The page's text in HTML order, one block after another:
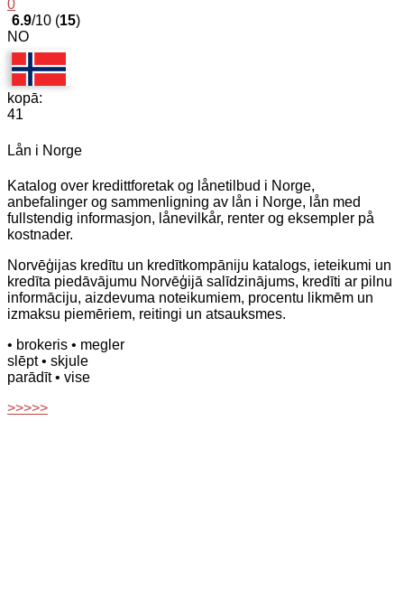
0
6.9/10 (15)
NO
kopā:
41
Lån i Norge
Katalog over kredittforetak og lånetilbud i Norge,
anbefalinger og sammenligning av lån i Norge, lån med
fullstendig informasjon, lånevilkår, renter og eksempler på
kostnader.
Norvēģijas kredītu un kredītkompāniju katalogs, ieteikumi un
kredīta piedāvājumu Norvēģijā salīdzinājums, kredīti ar pilnu
informāciju, aizdevuma noteikumiem, procentu likmēm un
izmaksu piemēriem, reitingi un atsauksmes.
• brokeris • megler
slēpt• skjule
parādīt• vise
>>>>>